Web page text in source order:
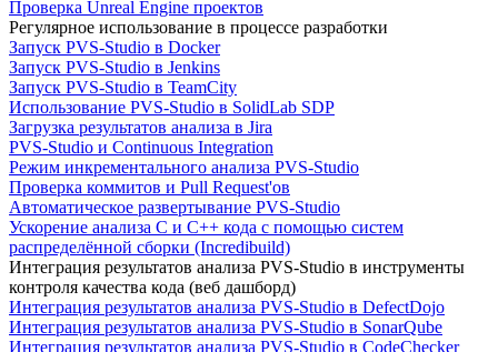
Проверка Unreal Engine проектов
Регулярное использование в процессе разработки
Запуск PVS-Studio в Docker
Запуск PVS-Studio в Jenkins
Запуск PVS-Studio в TeamCity
Использование PVS-Studio в SolidLab SDP
Загрузка результатов анализа в Jira
PVS-Studio и Continuous Integration
Режим инкрементального анализа PVS-Studio
Проверка коммитов и Pull Request'ов
Автоматическое развертывание PVS-Studio
Ускорение анализа C и C++ кода с помощью систем
распределённой сборки (Incredibuild)
Интеграция результатов анализа PVS-Studio в инструменты
контроля качества кода (веб дашборд)
Интеграция результатов анализа PVS-Studio в DefectDojo
Интеграция результатов анализа PVS-Studio в SonarQube
Интеграция результатов анализа PVS-Studio в CodeChecker